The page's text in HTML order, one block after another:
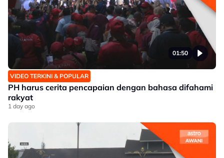
01:50
VIDEO TERKINI & POPULAR
PH harus cerita pencapaian dengan bahasa difahami
rakyat
1 day ago